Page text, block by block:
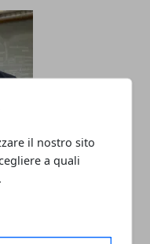
il nostro sito
a quali
Torino come a
nel nome